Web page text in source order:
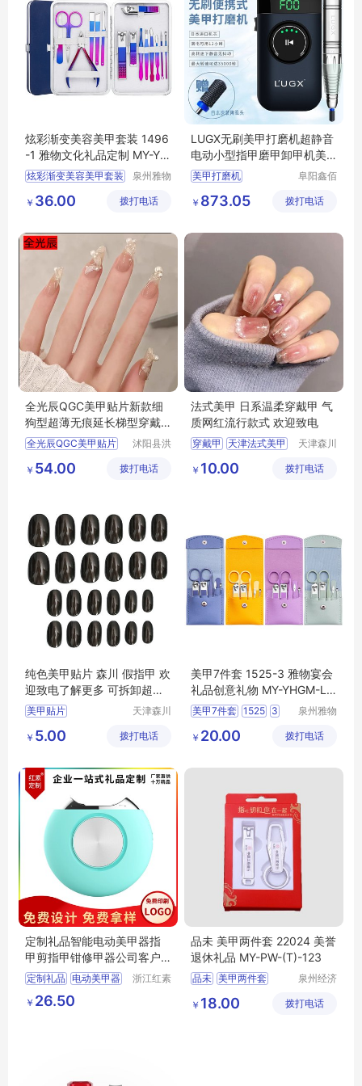
炫彩渐变美容美甲套装 1496
-1 雅物文化礼品定制 MY-YH
GM-L5-04
炫彩渐变美容美甲套装
礼品定制 MY
YHGM
泉州雅物
公司
￥ 36.00 拨打电话
LUGX无刷美甲打磨机超静音
电动小型指甲磨甲卸甲机美
甲店
美甲打磨机
打磨机
卸甲机
阜阳鑫佰
限公司
￥ 873.05 拨打电话
全光辰QGC美甲贴片新款细
狗型超薄无痕延长梯型穿戴
式透明磨砂专用
全光辰QGC美甲贴片
QGC美甲贴片
沭阳县洪
￥ 54.00 拨打电话
法式美甲 日系温柔穿戴甲 气
质网红流行款式 欢迎致电
穿戴甲
天津法式美甲
美甲贴片厂家
天津森川
限公司
￥ 10.00 拨打电话
纯色美甲贴片 森川 假指甲 欢
迎致电了解更多 可拆卸超薄
粉胶果冻胶贴
美甲贴片
天津假指甲
天津森川
限公司
￥ 5.00 拨打电话
美甲7件套 1525-3 雅物宴会
礼品创意礼物 MY-YHGM-L5
-13
美甲7件套 1525 3
MY YHGM
泉州雅物
公司
￥ 20.00 拨打电话
定制礼品智能电动美甲器指
甲剪指甲钳修甲器公司客户
礼品采购
定制礼品
电动美甲器
指甲剪
修甲器
礼品采购
浙江红素
￥ 26.50
品未 美甲两件套 22024 美誉
退休礼品 MY-PW-(T)-123
品未 美甲两件套
PW
T 123
泉州经济
区美誉商
￥ 18.00 拨打电话